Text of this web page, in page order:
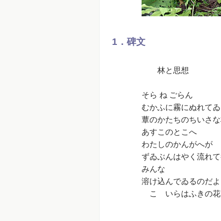
1．碑文
林と思想
そら ね ごらん
むかふに霧にぬれて
蕈のかたちのちいさ
あすこのとこへ
わたしのかんがへが
ずゐぶんはやく流れ
みんな
溶け込んでゐるのだよ
こゝいらはふきの